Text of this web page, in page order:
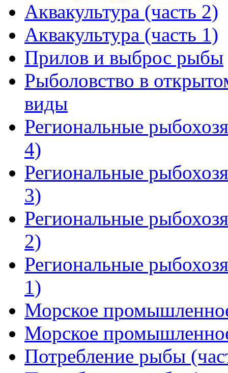
Аквакультура (часть 2)
Аквакультура (часть 1)
Прилов и выброс рыбы
Рыболовство в
виды
Региональные
4)
Региональные
3)
Региональные
2)
Региональные
1)
Морское
Морское
Потребление рыбы